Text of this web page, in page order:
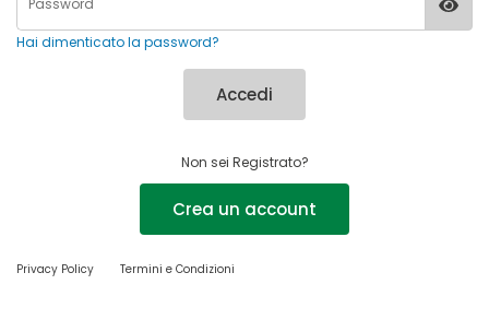
Hai dimenticato la password?
Accedi
Non sei Registrato?
Crea un account
Privacy Policy Termini e Condizioni